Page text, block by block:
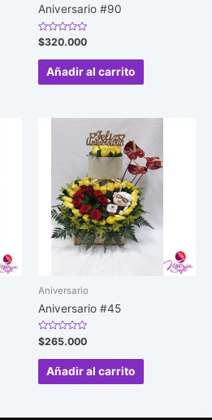
Aniversario #90
Valorado
en
0
$320.000
Añadir al carrito
Aniversario
Aniversario #45
Valorado
en
0
$265.000
Añadir al carrito